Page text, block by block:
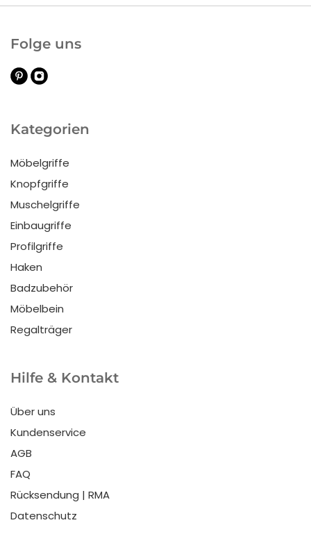
Kategorien
Möbelgriffe
Knopfgriffe
Muschelgriffe
Einbaugriffe
Profilgriffe
Haken
Badzubehör
Möbelbein
Regalträger
Hilfe & Kontakt
Über uns
Kundenservice
AGB
FAQ
Rücksendung | RMA
Datenschutz
Folge uns